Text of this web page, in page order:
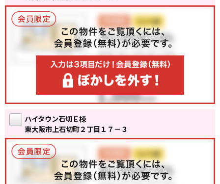
ハイタウン石切Ｅ棟
東大阪市上石切町２丁目１７－３